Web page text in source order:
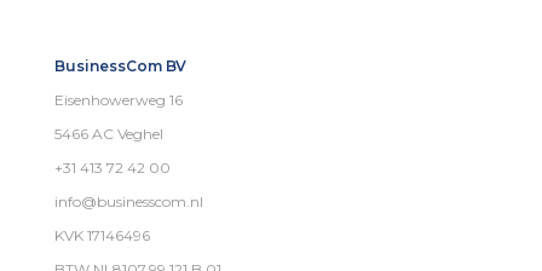
BusinessCom BV
Eisenhowerweg 16
5466 AC Veghel
+31 413 72 42 00
info@businesscom.nl
KVK 17146496